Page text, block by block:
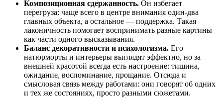
Композиционная сдержанность. Он избегает
перегруза: чаще всего в центре внимания один-два
главных объекта, а остальное — поддержка. Такая
лаконичность помогает воспринимать разные картины
как части одного высказывания.
Баланс декоративности и психологизма. Его
натюрморты и интерьеры выглядят эффектно, но за
внешней красотой всегда есть настроение: тишина,
ожидание, воспоминание, прощание. Отсюда и
смысловая связь между работами: они говорят об одних
и тех же состояниях, просто разными сюжетами.